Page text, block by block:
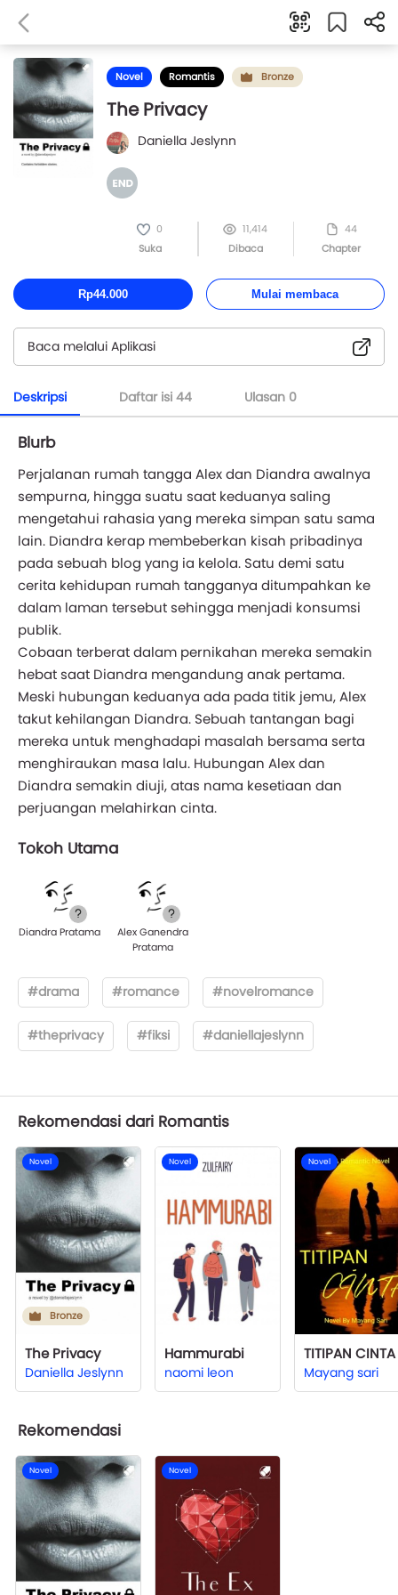
Novel Romantis Bronze
The Privacy
Daniella Jeslynn
0
Suka
11,414
Dibaca
44
Chapter
Rp44.000 Mulai membaca
Baca melalui Aplikasi
Deskripsi Daftar isi 44 Ulasan 0
Blurb
Perjalanan rumah tangga Alex dan Diandra awalnya
sempurna, hingga suatu saat keduanya saling
mengetahui rahasia yang mereka simpan satu sama
lain. Diandra kerap membeberkan kisah pribadinya
pada sebuah blog yang ia kelola. Satu demi satu
cerita kehidupan rumah tangganya ditumpahkan ke
dalam laman tersebut sehingga menjadi konsumsi
publik.
Cobaan terberat dalam pernikahan mereka semakin
hebat saat Diandra mengandung anak pertama.
Meski hubungan keduanya ada pada titik jemu, Alex
takut kehilangan Diandra. Sebuah tantangan bagi
mereka untuk menghadapi masalah bersama serta
menghiraukan masa lalu. Hubungan Alex dan
Diandra semakin diuji, atas nama kesetiaan dan
perjuangan melahirkan cinta.
Tokoh Utama
Diandra Pratama
Alex Ganendra
Pratama
#drama #romance #novelromance
#theprivacy #fiksi #daniellajeslynn
Rekomendasi dari Romantis
Novel
Bronze
The Privacy
Daniella Jeslynn
Novel
Hammurabi
naomi leon
Novel
TITIPAN CINTA
Mayang sari
Rekomendasi
Novel Novel